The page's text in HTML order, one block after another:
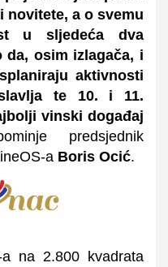
novitete, a o svemu
u sljedeća dva
da, osim izlagača, i
aktivnosti
te 10. i 11.
vinski događaj
predsjednik
a Boris Ocić.
a na 2.800 kvadrata